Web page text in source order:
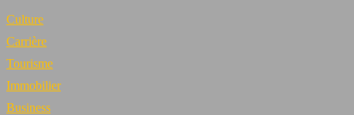
Culture
Carrière
Tourisme
Immobilier
Business